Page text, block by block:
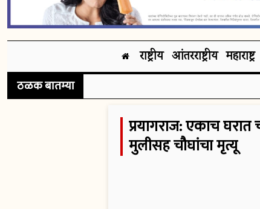
राष्ट्रीय आंतरराष्ट्रीय महाराष्ट्र
ठळक बातम्या
प्रयागराज: एकाच
मुलीसह चौघांचा मृत्यू